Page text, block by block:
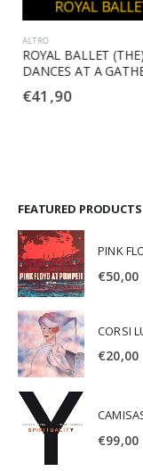
ALTRO
ROYAL BALLET
DANCES AT A
THE CELLIST
€41,90
FEATURED PRODUCTS
PINK
€50,00
CORSI
€20,00
€99,00